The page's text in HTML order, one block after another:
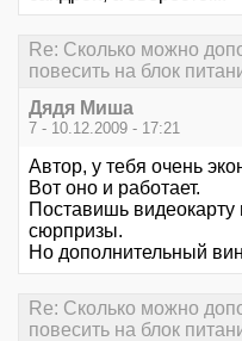
Re: Сколько можно
повесить на блок
Дядя Миша
7 - 10.12.2009 - 17:21
Автор, у тебя очень
Вот оно и работает.
Поставишь
сюрпризы.
Но дополнительный
Re: Сколько можно
повесить на блок